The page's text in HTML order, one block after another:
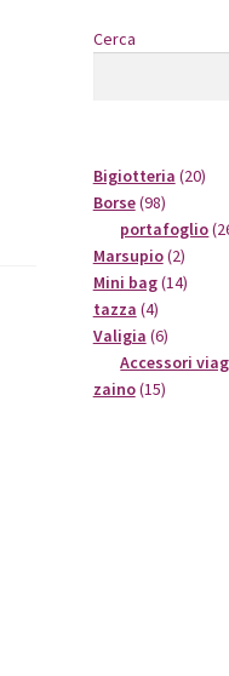
Cerca
Bigiotteria 2020
Borse 9898
prodotti
portafoglio
Marsupio 22
prodotti
Mini bag 1414
tazza 44
prodotti
Valigia 66
prodotti
Accessori
zaino 1515